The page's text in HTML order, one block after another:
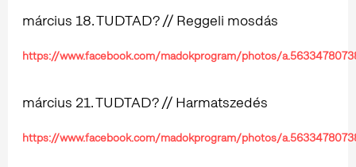
március 18. TUDTAD? // Reggeli mosdás
https://www.facebook.com/madokprogram/photos/
március 21. TUDTAD? // Harmatszedés
https://www.facebook.com/madokprogram/photos/